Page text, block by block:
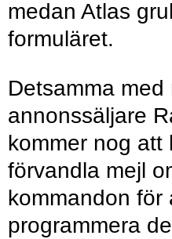
medan Atlas
formuläret.
Detsamma
annonssäljare
kommer nog
förvandla mejl
kommandon för
programmera